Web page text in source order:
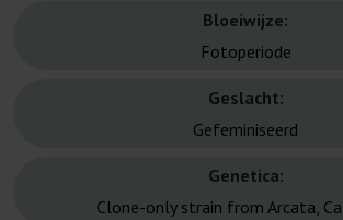
Bloeiwijze:
Fotoperiode
Geslacht:
Gefeminiseerd
Genetica:
Clone-only strain from Arcata,